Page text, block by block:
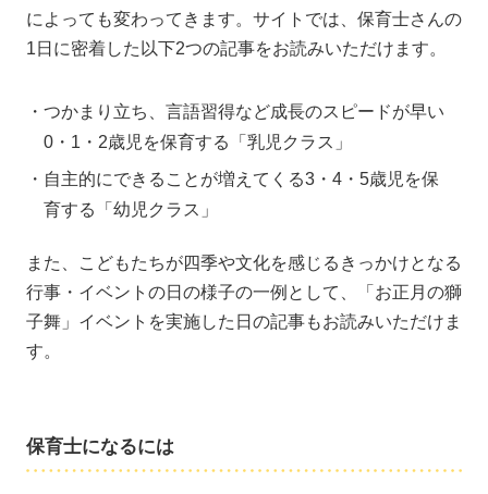
によっても変わってきます。サイトでは、保育士さんの
1日に密着した以下2つの記事をお読みいただけます。
つかまり立ち、言語習得など成長のスピードが早い
0・1・2歳児を保育する「乳児クラス」
自主的にできることが増えてくる3・4・5歳児を保
育する「幼児クラス」
また、こどもたちが四季や文化を感じるきっかけとなる
行事・イベントの日の様子の一例として、「お正月の獅
子舞」イベントを実施した日の記事もお読みいただけま
す。
保育士になるには